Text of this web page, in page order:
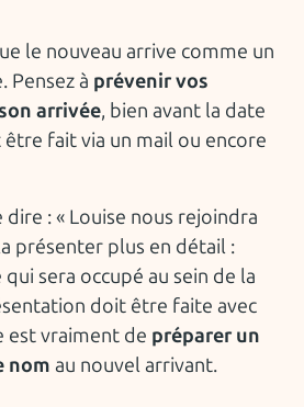
le nouveau arrive comme un
Pensez à prévenir vos
arrivée, bien avant la date
fait via un mail ou encore
: « Louise nous rejoindra
présenter plus en détail :
sera occupé au sein de la
doit être faite avec
est vraiment de préparer un
nom au nouvel arrivant.